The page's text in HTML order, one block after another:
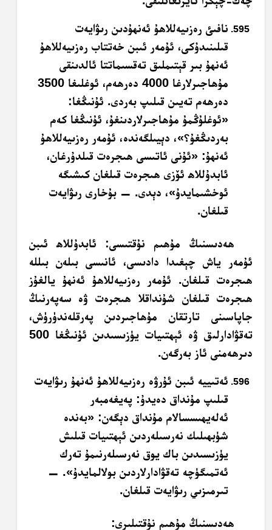
نافىئ رەزىيەللاھۇ ئەنھۇدىن رىۋايەت
قىلىنىدۇكى، ئۇمەر ئىبن خەتتاب رەزىيەللاھۇ
ئەنھۇ بىر قېتىملىق تەقسىماتتا ئالدىنقى
مۇھاجىرلارغا 4000 دەرھەم، ئوغلىغا 3500
دەرھەم تەيىن قىلىپ بەردى. ئۇنىڭغا:
«ئوغلۇڭمۇ مۇھاجىرلاردىنغۇ، ئۇنىڭغا كەم
بەردىڭغۇ؟»، دېيىلگەندە، ئۇمەر رەزىيەللاھۇ
ئەنھۇ: «ئۇنى ئاتىسى ھىجرەت قىلدۇرغان،
ئابدۇللاھ ئۆزى ھىجرەت قىلغان كىشىگە
ئوخشىمايدۇ»، دېدى. — بۇخارى رىۋايەت
قىلغان.
ھەدىسنىڭ مۇھىم نۇقتىسى: ئابدۇللاھ ئىبن
ئۇمەر ياش چېغىدا دادىسى، ئانىسى بىلەن بىللە
ھىجرەت قىلغان. ئۇمەر رەزىيەللاھۇ ئەنھۇ يالغۇز
ھىجرەت قىلغان شۇنداقلا ھىجرەت ۋە سەپەرنىڭ
جاپاسىنى تارتقان مۇھاجىردىن پەرقلەندۈرۈش،
تەقۋادارلىق ۋە ئېھتىيات يۈزىسىدىن ئۇنىڭغا 500
دىرھەمنى ئاز بەرگەن.
ئەتىييە ئىبن ئۇرۋە رەزىيەللاھۇ ئەنھۇ رىۋايەت
قىلىپ مۇنداق دەيدۇ: پەيغەمبەر
ئەلەيھىسسالام مۇنداق دېگەن: «بەندە
شۈبھىلىك نەرسىلەردىن ئېھتىيات قىلىش
يۈزىسىدىن باك يوق نەرسىلەرنىمۇ تەرك
ئەتمىگۈچە تەقۋادارلاردىن بولالمايدۇ». —
تىرمىزىي رىۋايەت قىلغان.
ھەدىسنىڭ مۇھىم نۇقتىلىرى: